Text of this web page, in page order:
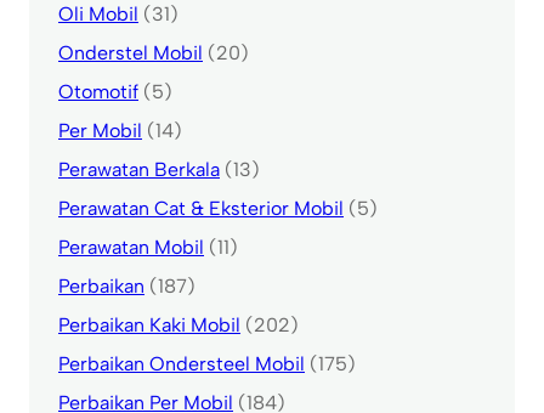
Oli Mobil (31)
Onderstel Mobil (20)
Otomotif (5)
Per Mobil (14)
Perawatan Berkala (13)
Perawatan Cat & Eksterior Mobil (5)
Perawatan Mobil (11)
Perbaikan (187)
Perbaikan Kaki Mobil (202)
Perbaikan Ondersteel Mobil (175)
Perbaikan Per Mobil (184)